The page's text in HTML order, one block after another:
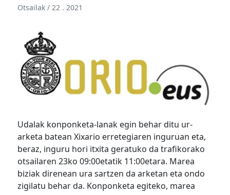
Otsailak / 22 . 2021
Udalak konponketa-lanak egin behar ditu ur-
arketa batean Xixario erretegiaren inguruan eta,
beraz, inguru hori itxita geratuko da trafikorako
otsailaren 23ko 09:00etatik 11:00etara. Marea
biziak direnean ura sartzen da arketan eta ondo
zigilatu behar da. Konponketa egiteko, marea